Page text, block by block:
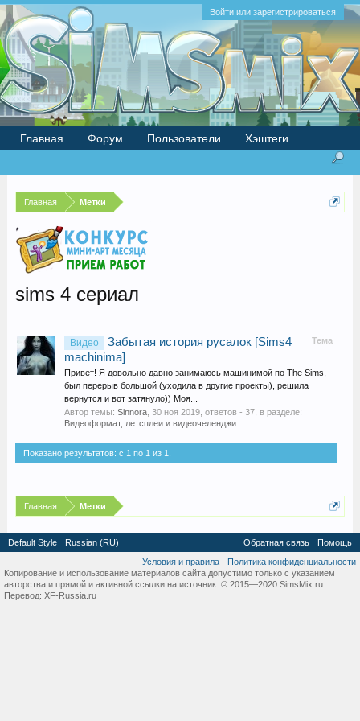
Войти или зарегистрироваться
Главная Метки
sims 4 сериал
Тема
Видео
Забытая история русалок [Sims4
machinima]
Привет! Я довольно давно занимаюсь машинимой по The Sims,
был перерыв большой (уходила в другие проекты), решила
вернутся и вот затянуло)) Моя...
Автор темы: Sinnora, 30 ноя 2019, ответов - 37, в разделе:
Видеоформат, летсплеи и видеочеленджи
Показано результатов: с 1 по 1 из 1.
Главная Метки
Главная Форум Пользователи Хэштеги
Default Style Russian (RU) Обратная связь
Помощь
Условия и правила
Политика конфиденциальности
Копирование и использование материалов сайта допустимо только с указанием
авторства и прямой и активной ссылки на источник. © 2015—2020 SimsMix.ru
Перевод: XF-Russia.ru